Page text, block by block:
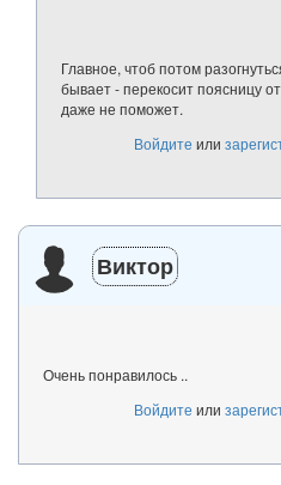
Главное, чтоб потом
бывает - перекосит поясницу
даже не поможет.
Войдите или
Виктор
Очень понравилось ..
Войдите или